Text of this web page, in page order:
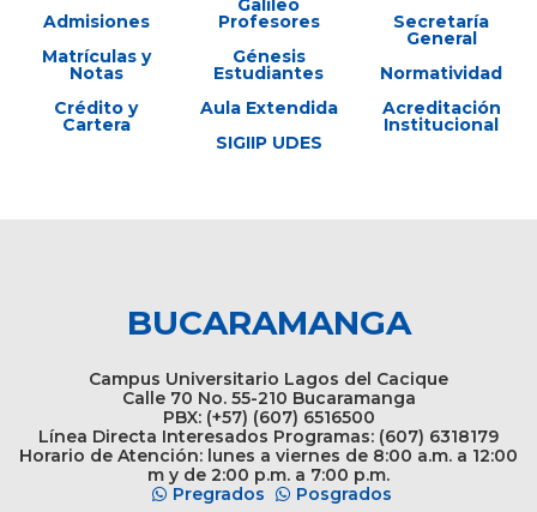
Admisiones
Matrículas y
Notas
Crédito y
Cartera
Galileo
Profesores
Génesis
Estudiantes
Aula Extendida
SIGIIP UDES
Secretaría
General
Normatividad
Acreditación
Institucional
BUCARAMANGA
Campus Universitario Lagos del Cacique
Calle 70 No. 55-210 Bucaramanga
PBX: (+57) (607) 6516500
Línea Directa Interesados Programas: (607) 6318179
Horario de Atención: lunes a viernes de 8:00 a.m. a 12:00
m y de 2:00 p.m. a 7:00 p.m.
Pregrados
Posgrados